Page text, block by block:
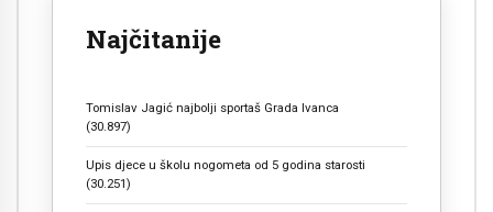
Najčitanije
Tomislav Jagić najbolji sportaš Grada Ivanca
(30.897)
Upis djece u školu nogometa od 5 godina starosti
(30.251)